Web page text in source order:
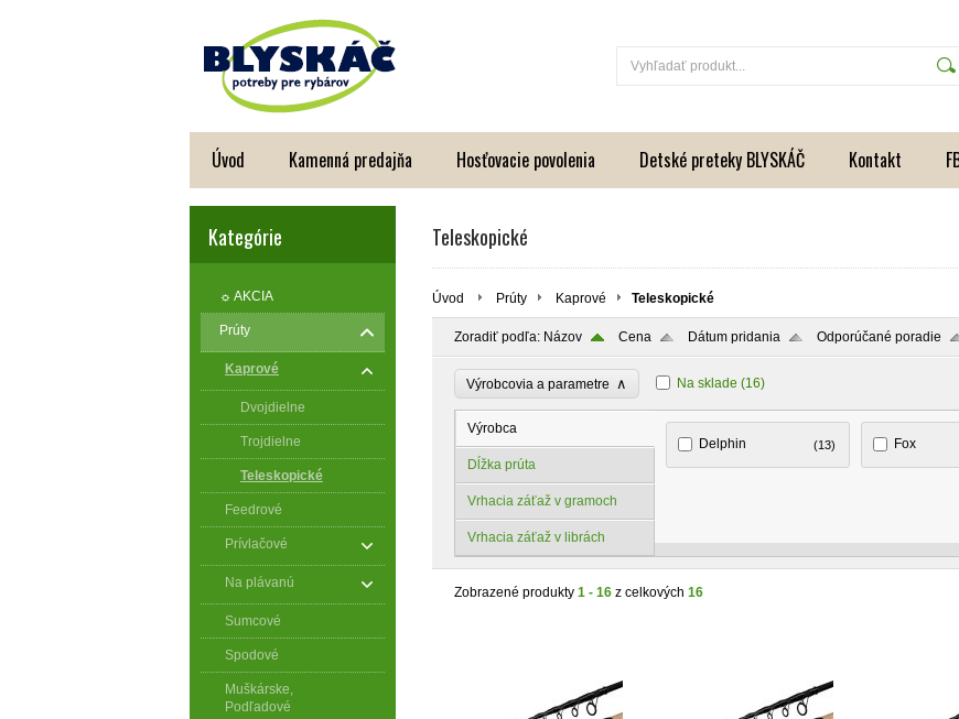
Úvod Kamenná predajňa Hosťovacie povolenia Detské preteky BLYSKÁČ Kontakt
Kategórie
☼ AKCIA
Prúty
Kaprové
Dvojdielne
Trojdielne
Teleskopické
Feedrové
Prívlačové
Na plávanú
Sumcové
Spodové
Muškárske,
Podľadové
Teleskopické
Úvod Prúty Kaprové Teleskopické
Zoradiť podľa: Názov Cena Dátum pridania Odporúčané poradie
Výrobcovia a parametre ∧ Na sklade (16)
Výrobca
Dĺžka prúta
Vrhacia záťaž v gramoch
Vrhacia záťaž v librách
Delphin (13) Fox
Zobrazené produkty 1 - 16 z celkových 16